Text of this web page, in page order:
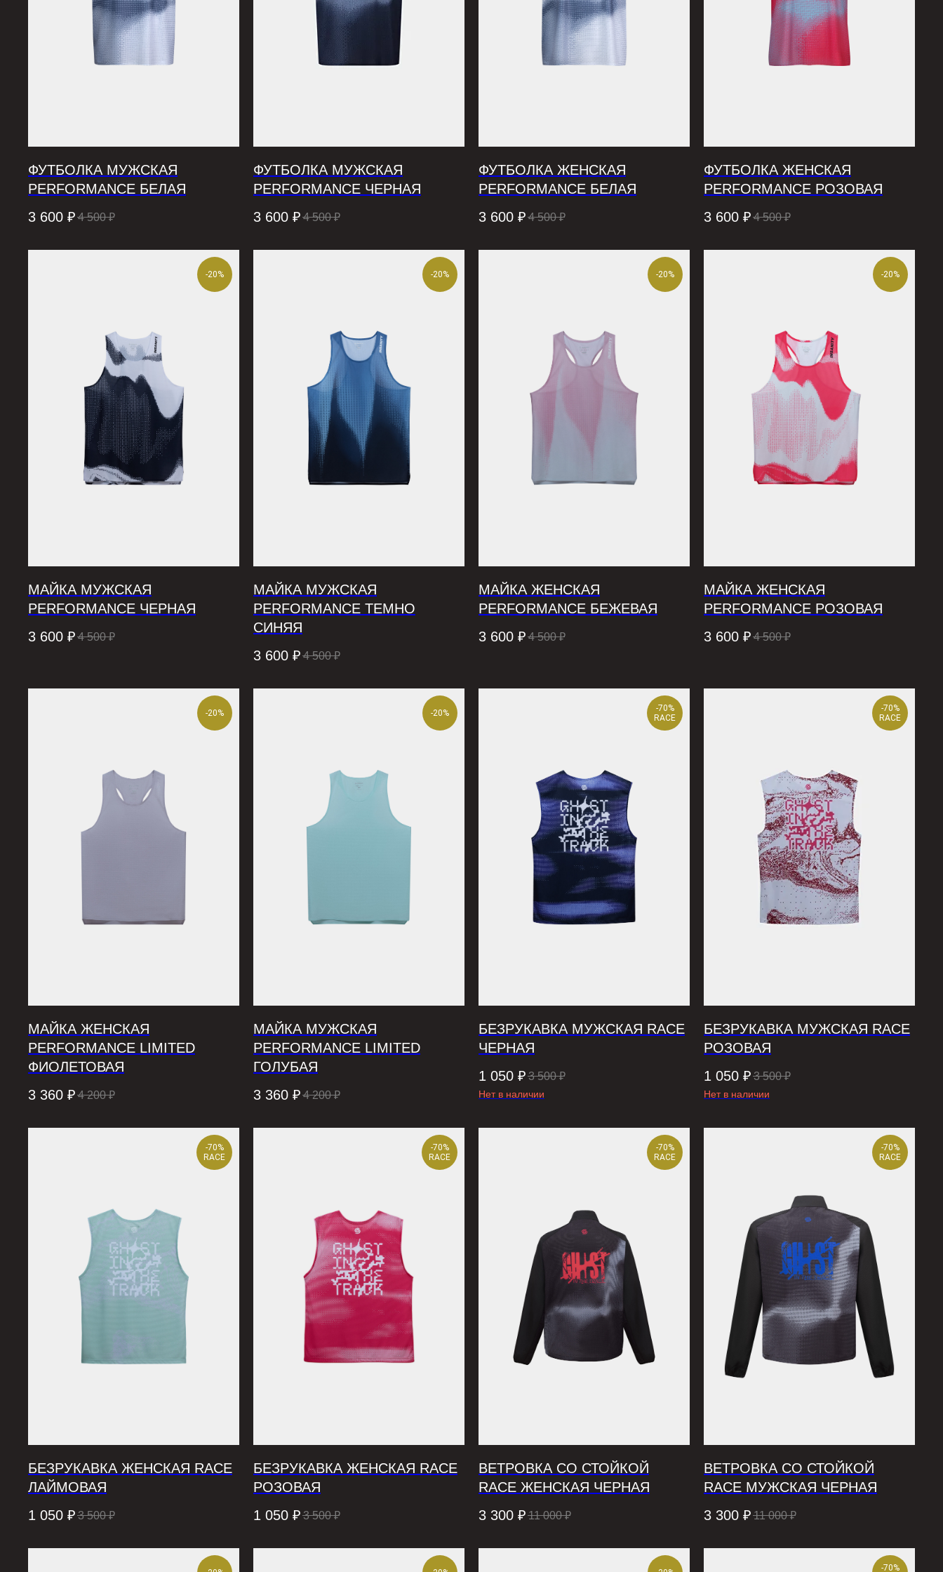
ФУТБОЛКА МУЖСКАЯ
PERFORMANCE БЕЛАЯ
3 600 ₽ 4 500 ₽
ФУТБОЛКА МУЖСКАЯ
PERFORMANCE ЧЕРНАЯ
3 600 ₽ 4 500 ₽
ФУТБОЛКА ЖЕНСКАЯ
PERFORMANCE БЕЛАЯ
3 600 ₽ 4 500 ₽
ФУТБОЛКА ЖЕНСКАЯ
PERFORMANCE РОЗОВАЯ
3 600 ₽ 4 500 ₽
-20%
МАЙКА МУЖСКАЯ
PERFORMANCE ЧЕРНАЯ
3 600 ₽ 4 500 ₽
-20%
МАЙКА МУЖСКАЯ
PERFORMANCE ТЕМНО
СИНЯЯ
3 600 ₽ 4 500 ₽
-20%
МАЙКА ЖЕНСКАЯ
PERFORMANCE БЕЖЕВАЯ
3 600 ₽ 4 500 ₽
-20%
МАЙКА ЖЕНСКАЯ
PERFORMANCE РОЗОВАЯ
3 600 ₽ 4 500 ₽
-20%
МАЙКА ЖЕНСКАЯ
PERFORMANCE LIMITED
ФИОЛЕТОВАЯ
3 360 ₽ 4 200 ₽
-20%
МАЙКА МУЖСКАЯ
PERFORMANCE LIMITED
ГОЛУБАЯ
3 360 ₽ 4 200 ₽
-70%
RACE
БЕЗРУКАВКА МУЖСКАЯ RACE
ЧЕРНАЯ
1 050 ₽ 3 500 ₽
Нет в наличии
-70%
RACE
БЕЗРУКАВКА МУЖСКАЯ RACE
РОЗОВАЯ
1 050 ₽ 3 500 ₽
Нет в наличии
-70%
RACE
БЕЗРУКАВКА ЖЕНСКАЯ RACE
ЛАЙМОВАЯ
1 050 ₽ 3 500 ₽
-70%
RACE
БЕЗРУКАВКА ЖЕНСКАЯ RACE
РОЗОВАЯ
1 050 ₽ 3 500 ₽
-70%
RACE
ВЕТРОВКА СО СТОЙКОЙ
RACE ЖЕНСКАЯ ЧЕРНАЯ
3 300 ₽ 11 000 ₽
-70%
RACE
ВЕТРОВКА СО СТОЙКОЙ
RACE МУЖСКАЯ ЧЕРНАЯ
3 300 ₽ 11 000 ₽
-70%